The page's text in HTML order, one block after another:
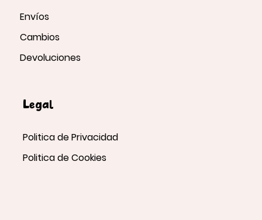
Envíos
Cambios
Devoluciones
Legal
Politica de Privacidad
Politica de Cookies